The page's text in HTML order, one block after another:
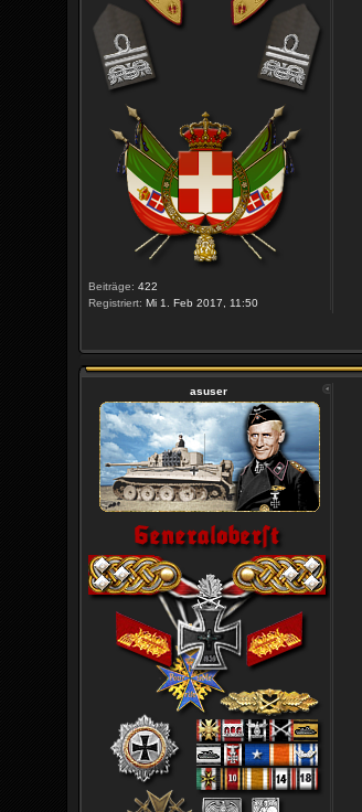
Beiträge: 422
Registriert: Mi 1. Feb 2017, 11:50
asuser